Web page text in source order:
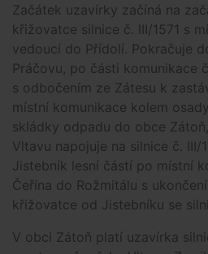
Začátek uzavírky začíná na
křižovatce silnice č. III/1571 s
vedoucí do Přídolí. Pokračuje
Práčovu, po části komunikace
s odbočením ze Zátesu k
místní komunikace kolem
skládky odpadu do obce
Vltavu napojuje na silnice č. III/
Jistebník lesní částí po místní
Čeřína do Rožmitálu s
křižovatce od Jistebníku se
V obci Zátoň platí uzavírka